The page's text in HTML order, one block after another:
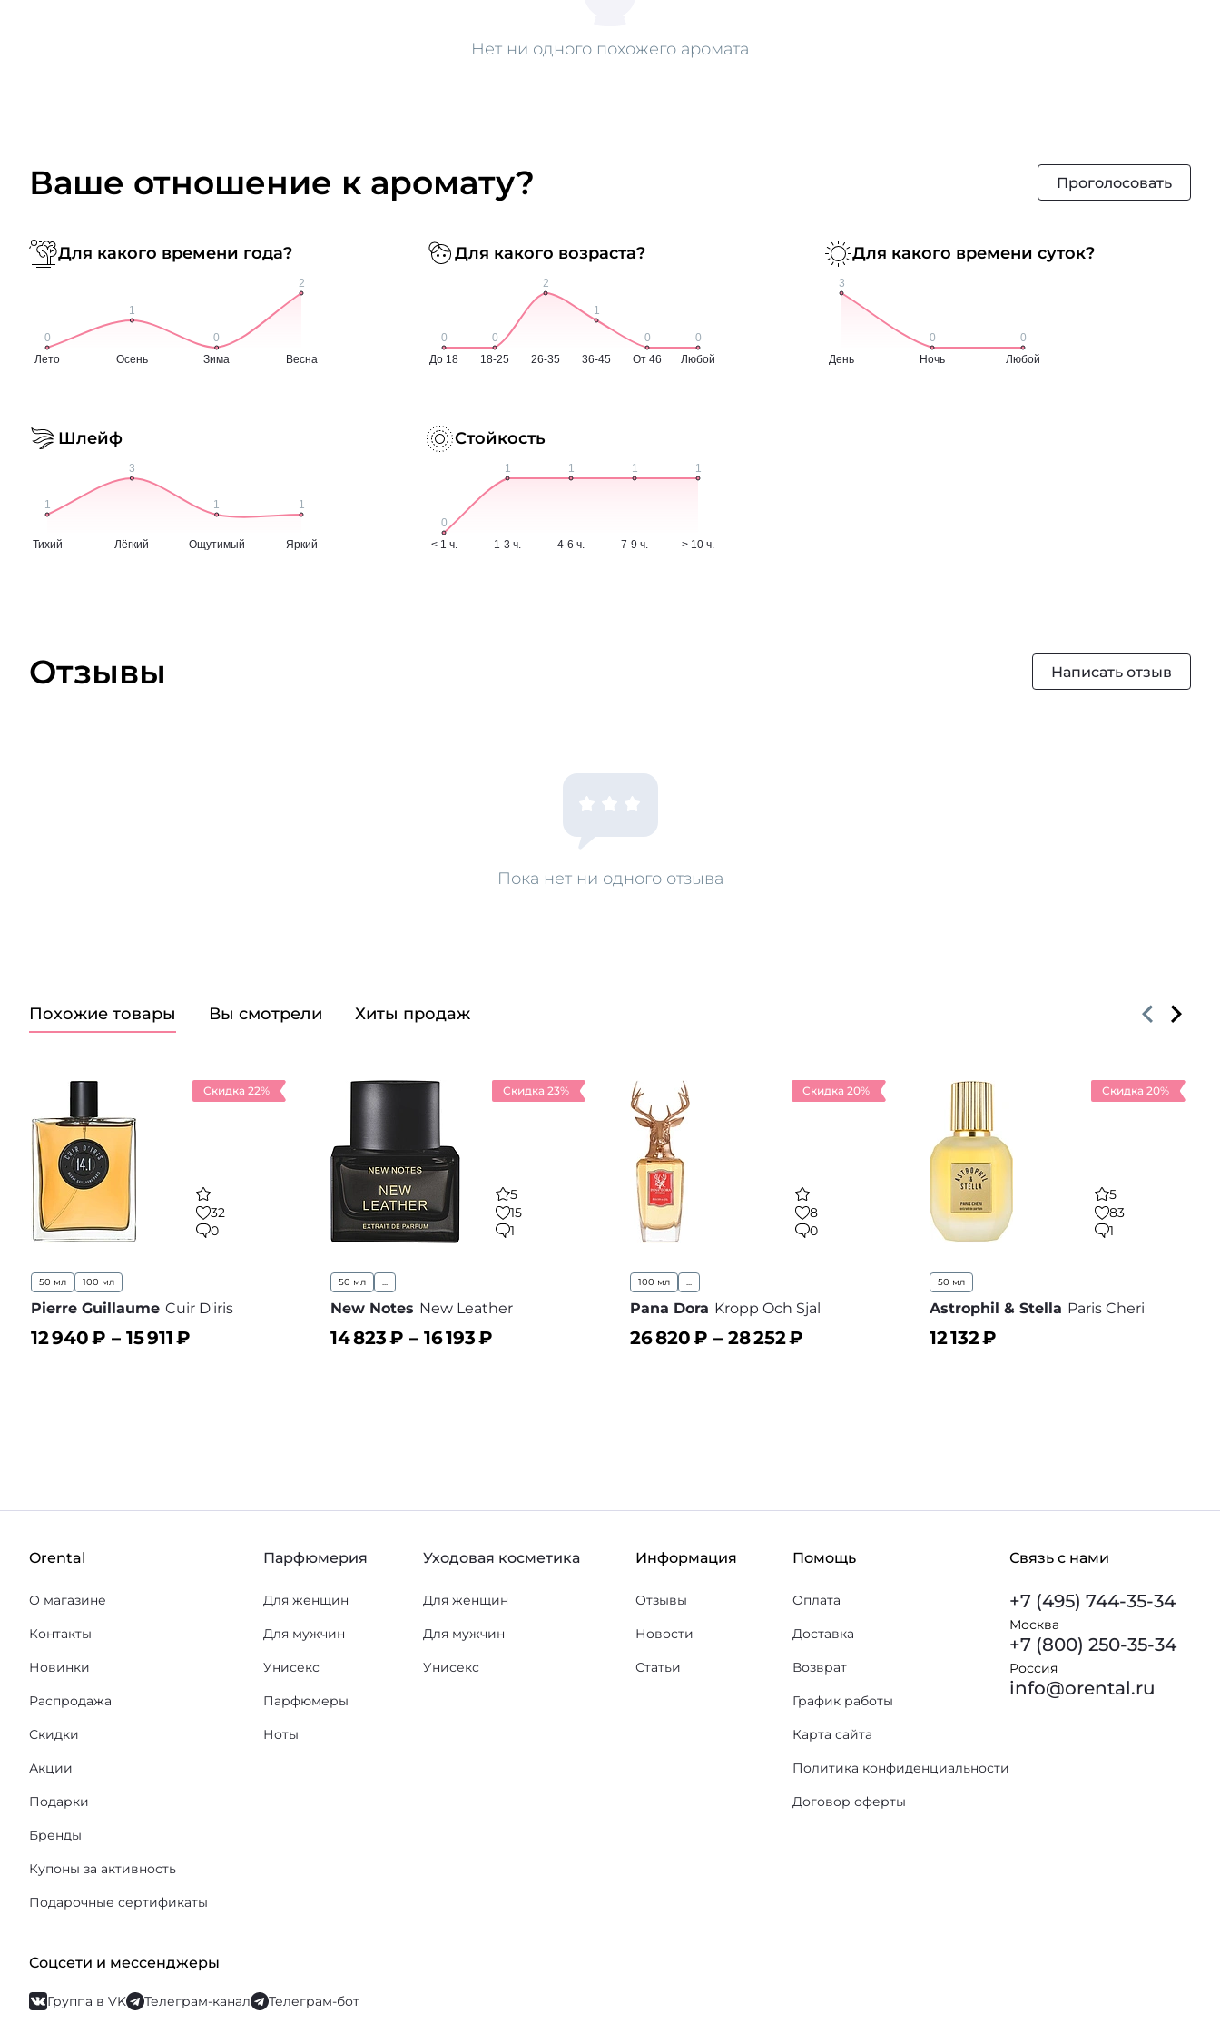
Нет ни одного похожего аромата
Ваше отношение к аромату? Проголосовать
Для какого времени года? Для какого возраста? Для какого времени суток?
Шлейф Стойкость
Отзывы Написать отзыв
Пока нет ни одного отзыва
Похожие товары Вы смотрели Хиты продаж
Скидка 22%
32
0
50 мл 100 мл
Pierre Guillaume Cuir D'iris
12 940₽ – 15 911₽
Скидка 23%
5
15
1
50 мл ...
New Notes New Leather
14 823₽ – 16 193₽
Скидка 20%
8
0
100 мл ...
Pana Dora Kropp Och Sjal
26 820₽ – 28 252₽
Скидка 20%
5
83
1
50 мл
Astrophil & Stella Paris Cheri
12 132₽
Orental
О магазине
Контакты
Новинки
Распродажа
Скидки
Акции
Подарки
Бренды
Купоны за активность
Подарочные сертификаты
Парфюмерия
Для женщин
Для мужчин
Унисекс
Парфюмеры
Ноты
Уходовая косметика
Для женщин
Для мужчин
Унисекс
Информация
Отзывы
Новости
Статьи
Помощь
Оплата
Доставка
Возврат
График работы
Карта сайта
Политика конфиденциальности
Договор оферты
Связь с нами
+7 (495) 744-35-34
Москва
+7 (800) 250-35-34
Россия
info@orental.ru
Соцсети и мессенджеры
Группа в VK Телеграм-канал Телеграм-бот